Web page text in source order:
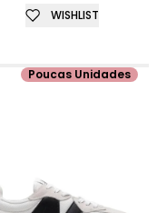
WISHLIST
Poucas Unidades